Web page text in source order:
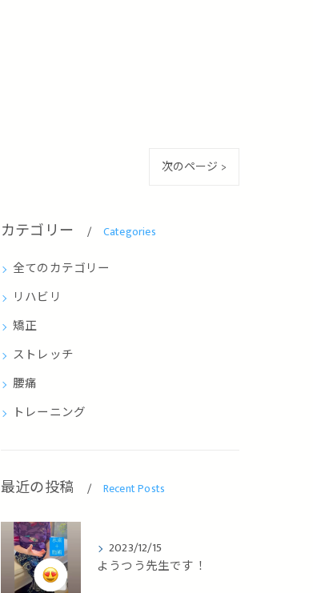
次のページ >
カテゴリー Categories
全てのカテゴリー
リハビリ
矯正
ストレッチ
腰痛
トレーニング
最近の投稿 Recent Posts
2023/12/15
ようつう先生です！